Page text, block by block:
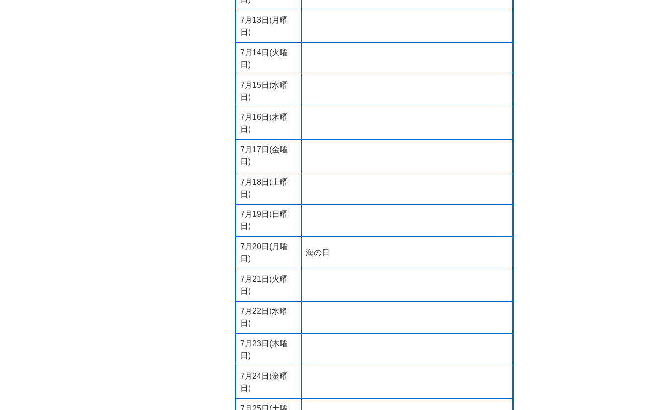
7月13日(月曜
日)
7月14日(火曜
日)
7月15日(水曜
日)
7月16日(木曜
日)
7月17日(金曜
日)
7月18日(土曜
日)
7月19日(日曜
日)
7月20日(月曜
日)
海の日
7月21日(火曜
日)
7月22日(水曜
日)
7月23日(木曜
日)
7月24日(金曜
日)
7月25日(土曜